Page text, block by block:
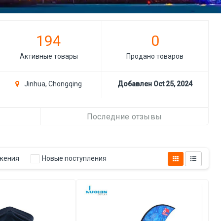
194
Активные товары
0
Продано товаров
Jinhua, Chongqing Добавлен Oct 25, 2024
Последние отзывы
Новые поступления